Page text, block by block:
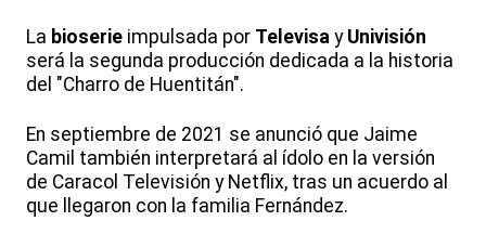
La bioserie impulsada por Televisa y Univisión
será la segunda producción dedicada a la historia
del "Charro de Huentitán".
En septiembre de 2021 se anunció que Jaime
Camil también interpretará al ídolo en la versión
de Caracol Televisión y Netflix, tras un acuerdo al
que llegaron con la familia Fernández.